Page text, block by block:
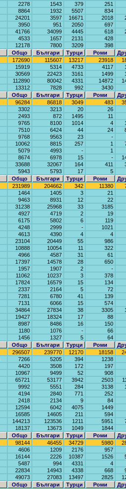
2278 1543 379
251
8864 1932 5507
834
24201 3597 16671 2018
3950 951 2050
697
41766 34099 4445 618
4533 1657 2131
428
12178 7800 3209
398
Общо
Българи Турци Роми
172690 115607 13217 23918
15919 5314 4733 4117
30569 22423 3161 1499
112890 80042 4331 14872
13312 7828 992
3430
Общо
Българи Турци Роми
96284 86818 3049 483
3302 3213 20
26
2493 872 1495
11
9765 8100 1014 4
7510 6424 44 24
9768 9563 23
-
10062 8815 257 1
5079 4993 -
1
8674 6978 15 -
33688 32067 164 411
5943 5793 17
5
Общо
Българи Турци Роми
231989 204662 342 11380
1464 1405 3
21
9463 8931 12
22
31238 25968 33
3185
4927 4719 2
19
6175 5802 6
119
4248 2999 -
1021
4613 4390 4
4
23104 20449 55
986
10888 10054 11
322
4966 4587 31
61
17397 14578 28
650
1957 1907 2
-
11062 10237 3
378
17824 16579 15
134
2337 2164 5
72
7281 6780 41
139
7131 6066 15
574
34864 27834 38 3305
19427 18324 17
88
8987 8486 16
150
1180 1076 -
66
1456 1327 5
64
Общо
Българи Турци Роми
296507 239770 12170 18158
7266 5205 394
1238
4420 3508 172
197
10967 9499 52
908
65721 53177 3942 2503
9992 5551 284 3138
4194 2840 771
252
2418 2134 9
84
12594 6042 4075
1449
16585 14605 211
594
144213 123536 1211 5951
18137 13673 1049
1844
Общо
Българи Турци Роми
98144 46455 34729 5980
4606 1209 2176
957
16144 2226 10387 1526
5487 994 4331
4
22834 14943 4338 668
49073 27083 13497 2825
Общо
Българи Турци Роми